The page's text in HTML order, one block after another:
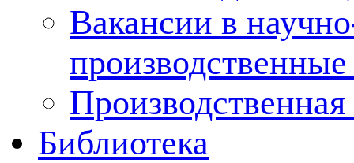
Вакансии в
Производственная
Библиотека